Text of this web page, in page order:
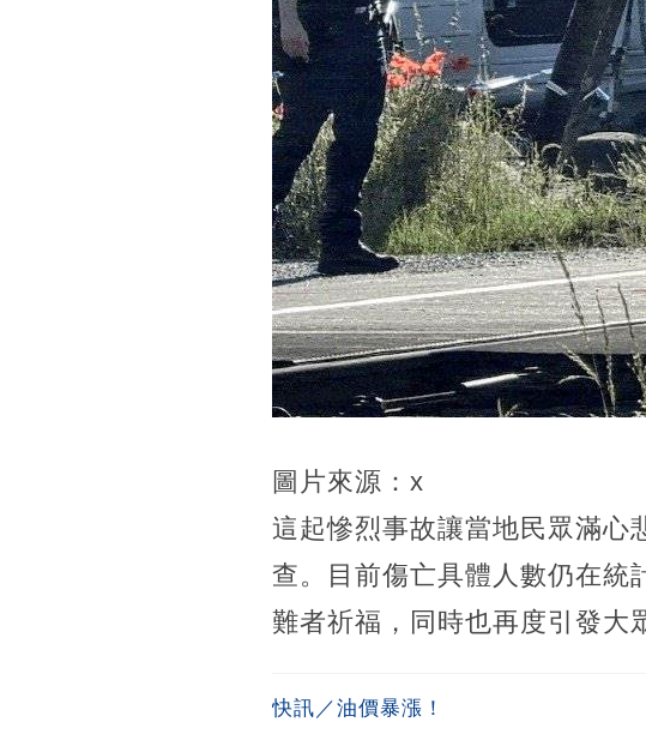
圖片來源：x
這起慘烈事故讓當地民眾滿心
查。目前傷亡具體人數仍在統
難者祈福，同時也再度引發大
快訊／油價暴漲！